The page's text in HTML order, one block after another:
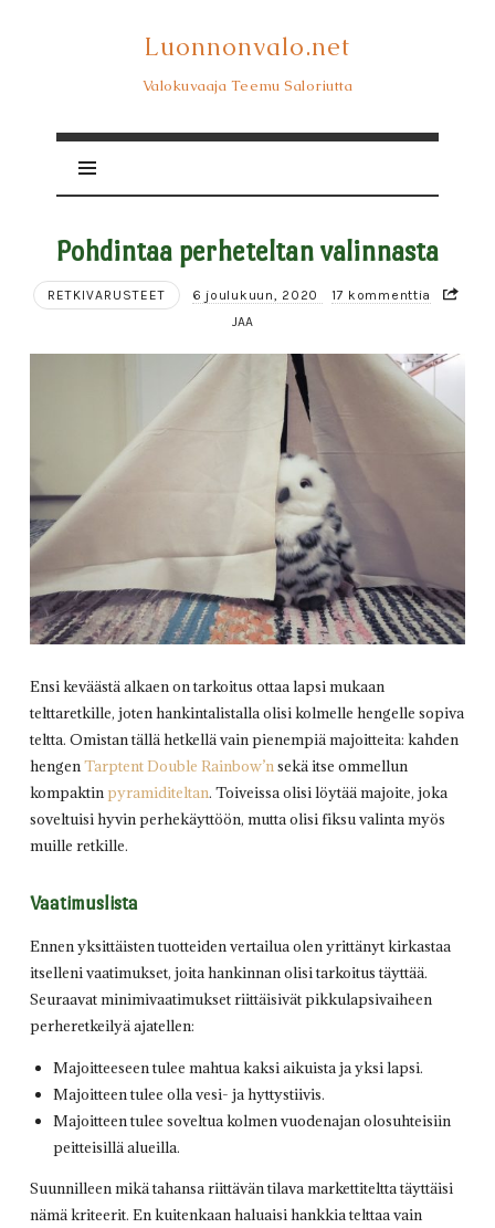
Luonnonvalo.net
Luonnonvalo.net
Valokuvaaja Teemu Saloriutta
Pohdintaa perheteltan valinnasta
RETKIVARUSTEET 6 joulukuun, 2020
17 kommenttia
JAA
Ensi keväästä alkaen on tarkoitus ottaa lapsi mukaan
telttaretkille, joten hankintalistalla olisi kolmelle hengelle sopiva
teltta. Omistan tällä hetkellä vain pienempiä majoitteita: kahden
hengenTarptent Double Rainbow’nsekä itse ommellun
kompaktin pyramiditeltan. Toiveissa olisi löytää majoite, joka
soveltuisi hyvin perhekäyttöön, mutta olisi fiksu valinta myös
muille retkille.
Vaatimuslista
Ennen yksittäisten tuotteiden vertailua olen yrittänyt kirkastaa
itselleni vaatimukset, joita hankinnan olisi tarkoitus täyttää.
Seuraavat minimivaatimukset riittäisivät pikkulapsivaiheen
perheretkeilyä ajatellen:
Majoitteeseen tulee mahtua kaksi aikuista ja yksi lapsi.
Majoitteen tulee olla vesi- ja hyttystiivis.
Majoitteen tulee soveltua kolmen vuodenajan olosuhteisiin
peitteisillä alueilla.
Suunnilleen mikä tahansa riittävän tilava markettiteltta täyttäisi
nämä kriteerit. En kuitenkaan haluaisi hankkia telttaa vain